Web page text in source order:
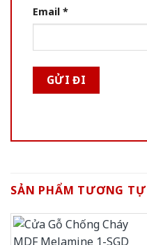
Email *
SẢN PHẨM TƯƠNG TỰ